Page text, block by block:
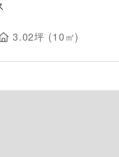
3.02坪 (10 ㎡)